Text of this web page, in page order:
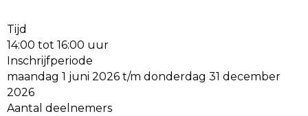
Tijd
14:00 tot 16:00 uur
Inschrijfperiode
maandag 1 juni 2026 t/m donderdag 31 december
2026
Aantal deelnemers